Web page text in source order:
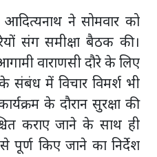
आदित्यनाथ ने सोमवार को
संग समीक्षा बैठक की।
वाराणसी दौरे के लिए
संबंध में विचार विमर्श भी
के दौरान सुरक्षा की
कराए जाने के साथ ही
पूर्ण किए जाने का निर्देश